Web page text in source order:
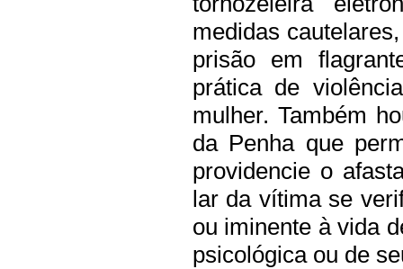
medidas
prisão em
prática de
mulher. Também
da Penha que
providencie o
lar da vítima se
ou iminente à vida
psicológica ou de